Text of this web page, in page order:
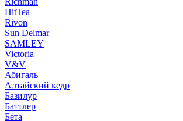
HitTea
Rivon
Sun Delmar
SAMLEY
Victoria
V&V
Абигаль
Алтайский кедр
Базилур
Баттлер
Бета